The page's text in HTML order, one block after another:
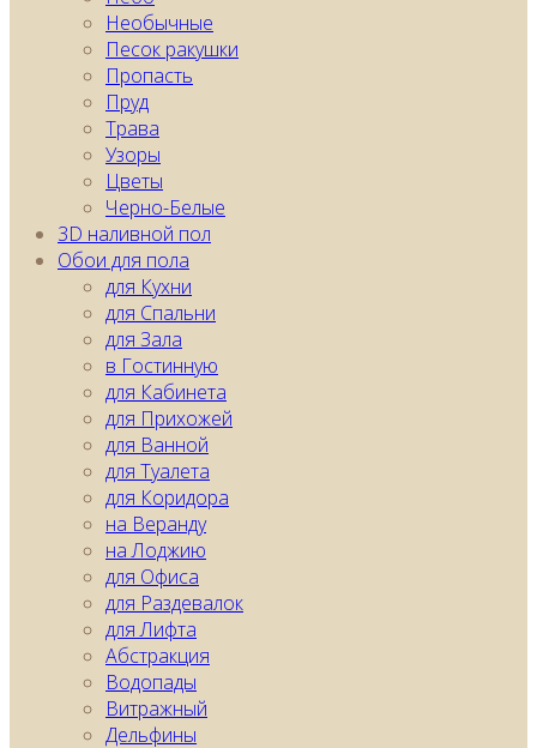
Необычные
Песок ракушки
Пропасть
Пруд
Трава
Узоры
Цветы
Черно-Белые
3D наливной пол
Обои для пола
для Кухни
для Спальни
для Зала
в Гостинную
для Кабинета
для Прихожей
для Ванной
для Туалета
для Коридора
на Веранду
на Лоджию
для Офиса
для Раздевалок
для Лифта
Абстракция
Водопады
Витражный
Дельфины